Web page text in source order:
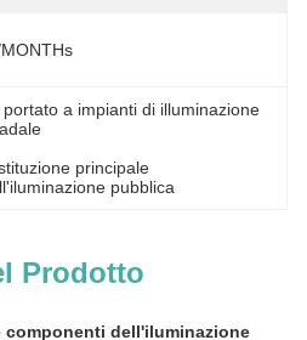
portato a impianti di illuminazione
principale
pubblica
Prodotto
componenti dell'iluminazione